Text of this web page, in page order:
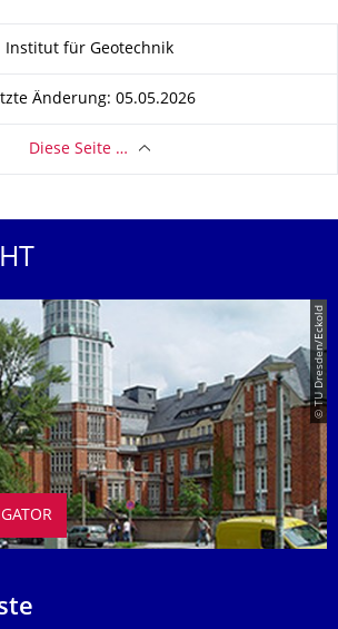
Institut für Geotechnik
Änderung: 05.05.2026
Diese Seite …
© TU Dresden/Eckold